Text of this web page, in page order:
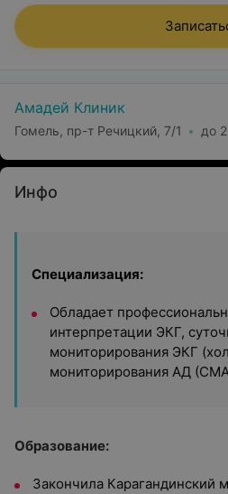
Амадей Клиник
Гомель, пр-т Речицкий, 7/1 до
Инфо
Специализация:
Обладает
интерпретации ЭКГ,
мониторирования ЭКГ
мониторирования АД
Образование:
Закончила Карагандинский